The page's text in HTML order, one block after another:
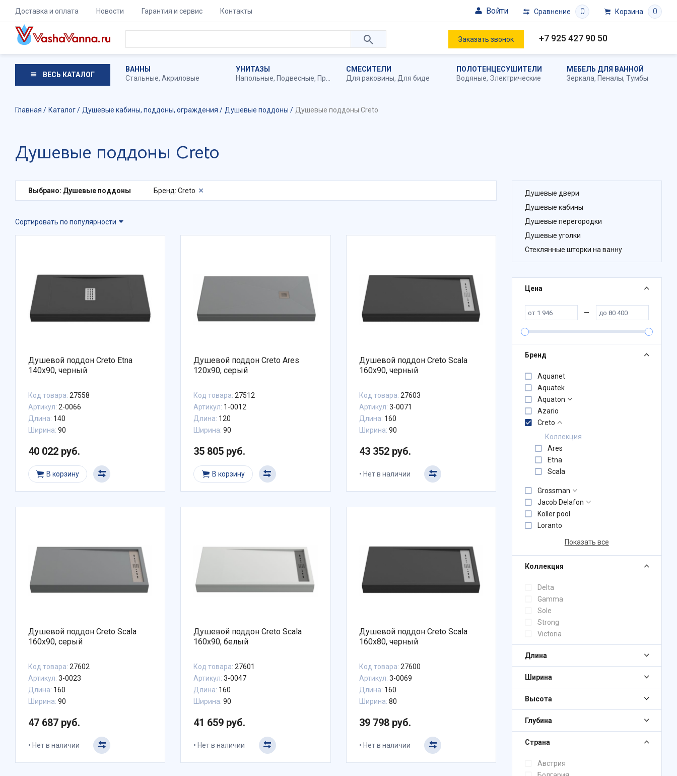
Доставка и оплата Новости Гарантия и сервис Контакты Войти Сравнение 0 Корзина 0
Заказать звонок +7 925 427 90 50
ВЕСЬ КАТАЛОГ
ВАННЫ
Стальные, Акриловые
УНИТАЗЫ
Напольные, Подвесные, Приставные
СМЕСИТЕЛИ
Для раковины, Для биде
ПОЛОТЕНЦЕСУШИТЕЛИ
Водяные, Электрические
МЕБЕЛЬ ДЛЯ ВАННОЙ
Зеркала, Пеналы, Тумбы
Главная Каталог Душевые кабины, поддоны, ограждения Душевые поддоны Душевые поддоны Creto
Душевые поддоны Creto
Выбрано: Душевые поддоны Бренд: Creto
Сортировать по популярности
Душевой поддон Creto Etna
140x90, черный
Код товара: 27558
Артикул: 2-0066
Длина: 140
Ширина: 90
40 022 руб.
В корзину
Душевой поддон Creto Ares
120x90, серый
Код товара: 27512
Артикул: 1-0012
Длина: 120
Ширина: 90
35 805 руб.
В корзину
Душевой поддон Creto Scala
160x90, черный
Код товара: 27603
Артикул: 3-0071
Длина: 160
Ширина: 90
43 352 руб.
Нет в наличии
Душевой поддон Creto Scala
160x90, серый
Код товара: 27602
Артикул: 3-0023
Длина: 160
Ширина: 90
47 687 руб.
Нет в наличии
Душевой поддон Creto Scala
160x90, белый
Код товара: 27601
Артикул: 3-0047
Длина: 160
Ширина: 90
41 659 руб.
Нет в наличии
Душевой поддон Creto Scala
160x80, черный
Код товара: 27600
Артикул: 3-0069
Длина: 160
Ширина: 80
39 798 руб.
Нет в наличии
Душевые двери
Душевые кабины
Душевые перегородки
Душевые уголки
Стеклянные шторки на ванну
Цена
—
Бренд
Aquanet
Aquatek
Aquaton
Azario
Creto
Коллекция
Ares
Etna
Scala
Grossman
Jacob Delafon
Koller pool
Loranto
Показать все
Коллекция
Delta
Gamma
Sole
Strong
Victoria
Длина
Ширина
Высота
Глубина
Страна
Австрия